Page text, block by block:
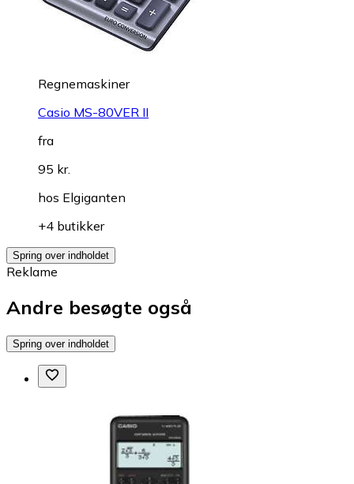
Regnemaskiner
Casio MS-80VER II
fra
95 kr.
hos Elgiganten
+4 butikker
Spring over indholdet
Reklame
Andre besøgte også
Spring over indholdet